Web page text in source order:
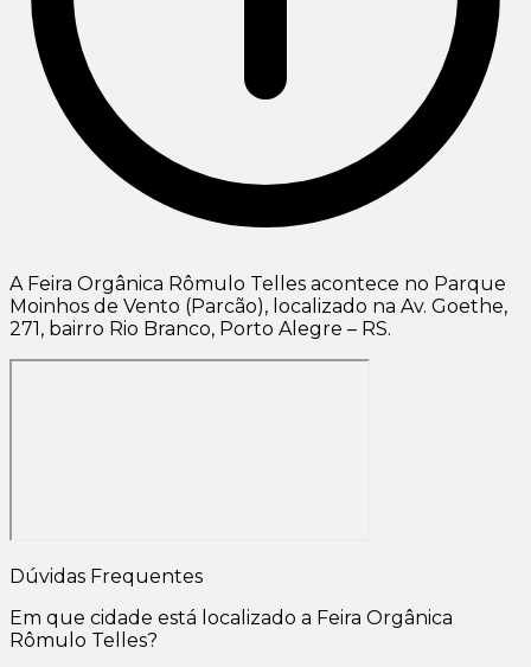
A Feira Orgânica Rômulo Telles acontece no Parque
Moinhos de Vento (Parcão), localizado na Av. Goethe,
271, bairro Rio Branco, Porto Alegre – RS.
Dúvidas Frequentes
Em que cidade está localizado a Feira Orgânica
Rômulo Telles?